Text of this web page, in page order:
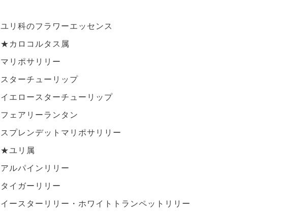
ユリ科のフラワーエッセンス
★カロコルタス属
マリポサリリー
スターチューリップ
イエロースターチューリップ
フェアリーランタン
スプレンデットマリポサリリー
★ユリ属
アルパインリリー
タイガーリリー
イースターリリー・ホワイトトランペットリリー